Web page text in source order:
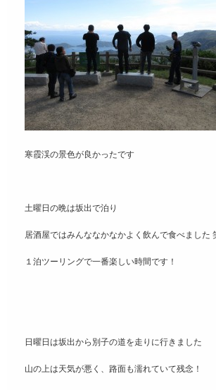
寒霞渓の景色が良かったです
土曜日の晩は坂出で泊り
居酒屋ではみんななかなかよく飲んで食べました
１泊ツーリングで一番楽しい時間です！
日曜日は坂出から別子の道を走りに行きました
山の上は天気が悪く、路面も濡れていて残念！